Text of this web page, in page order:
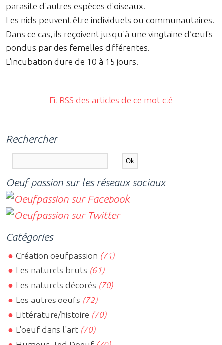
parasite d'autres espèces d'oiseaux.
Les nids peuvent être individuels ou communautaires.
Dans ce cas, ils reçoivent jusqu'à une vingtaine d’œufs
pondus par des femelles différentes.
L'incubation dure de 10 à 15 jours.
Fil RSS des articles de ce mot clé
Rechercher
Oeuf passion sur les réseaux sociaux
Catégories
Création oeufpassion (71)
Les naturels bruts (61)
Les naturels décorés (70)
Les autres oeufs (72)
Littérature/histoire (70)
L'oeuf dans l'art (70)